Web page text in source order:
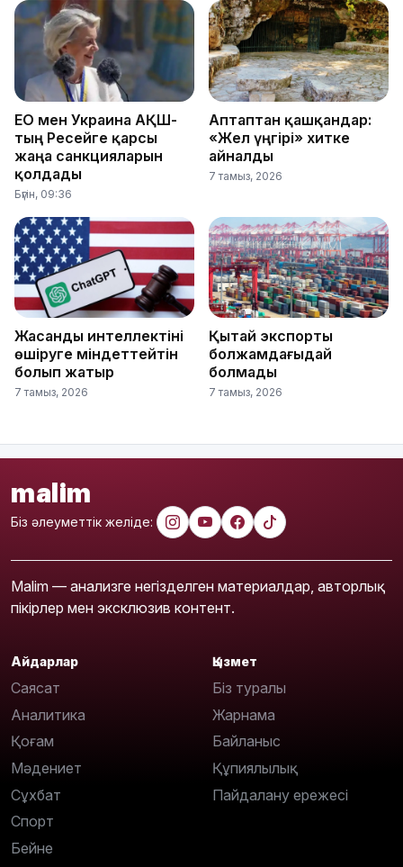
ЕО мен Украина АҚШ-
тың Ресейге қарсы
жаңа санкцияларын
қолдады
Бүгін, 09:36
Аптаптан қашқандар:
«Жел үңгірі» хитке
айналды
7 тамыз, 2026
Жасанды интеллектіні
өшіруге міндеттейтін
болып жатыр
7 тамыз, 2026
Қытай экспорты
болжамдағыдай
болмады
7 тамыз, 2026
malim
Біз әлеуметтік желіде:
Malim — анализге негізделген материалдар, авторлық
пікірлер мен эксклюзив контент.
Айдарлар
Саясат
Аналитика
Қоғам
Мәдениет
Сұхбат
Спорт
Бейне
Қызмет
Біз туралы
Жарнама
Байланыс
Құпиялылық
Пайдалану ережесі